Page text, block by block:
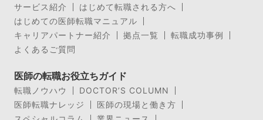
サービス紹介
はじめて転職される方へ
はじめての医師転職マニュアル
キャリアパートナー紹介
拠点一覧
転職成功事例
よくあるご質問
医師の転職お役立ちガイド
転職ノウハウ
DOCTOR’S COLUMN
医師転職ナレッジ
医師の現場と働き方